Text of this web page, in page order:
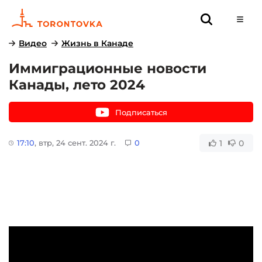
Видео Жизнь в Канаде
Иммиграционные новости
Канады, лето 2024
Подписаться
17:10, втр, 24 сент. 2024 г. 0 1 0